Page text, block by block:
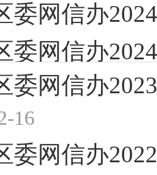
委网信办
委网信办
委网信办
16
委网信办